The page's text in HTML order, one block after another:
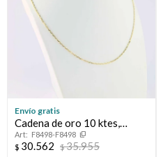
Envío gratis
Cadena de oro 10 ktes,
FORCET.
F8498-F8498
$ 30.562 $35.955